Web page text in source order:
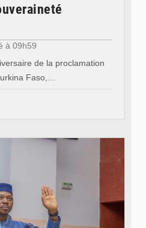
à 09h59
de la proclamation
Faso,…